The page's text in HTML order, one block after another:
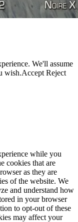
We'll assume
wish.Accept Reject
while you
cookies that are
as they are
of the website. We
and understand how
in your browser
to opt-out of these
may affect your